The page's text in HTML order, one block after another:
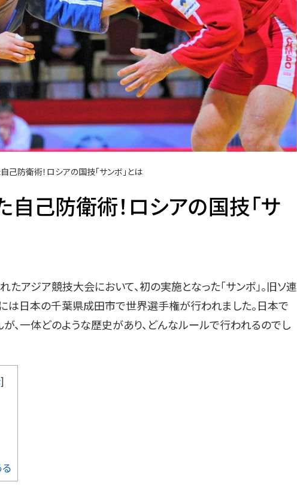
己防衛術！ロシアの国技「サンボ」とは
自己防衛術！ロシアの国技「サ
アジア競技大会において、初の実施となった「サンボ」。旧ソ連
は日本の千葉県成田市で世界選手権が行われました。日本で
、一体どのような歴史があり、どんなルールで行われるのでし
]